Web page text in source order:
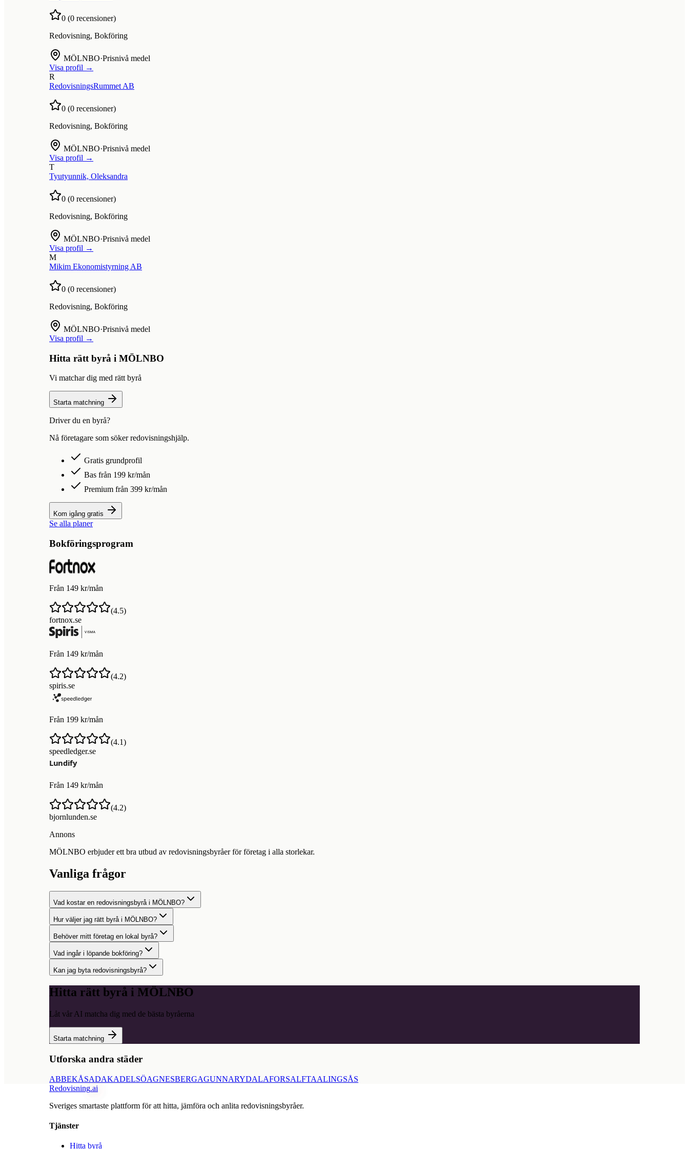
0 (0 recensioner)
Redovisning, Bokföring
MÖLNBO·Prisnivå medel
Visa profil →
R
RedovisningsRummet AB
0 (0 recensioner)
Redovisning, Bokföring
MÖLNBO·Prisnivå medel
Visa profil →
T
Tyutyunnik, Oleksandra
0 (0 recensioner)
Redovisning, Bokföring
MÖLNBO·Prisnivå medel
Visa profil →
M
Mikim Ekonomistyrning AB
0 (0 recensioner)
Redovisning, Bokföring
MÖLNBO·Prisnivå medel
Visa profil →
Hitta rätt byrå i MÖLNBO
Vi matchar dig med rätt byrå
Starta matchning
Driver du en byrå?
Nå företagare som söker redovisningshjälp.
Gratis grundprofil
Bas från 199 kr/mån
Premium från 399 kr/mån
Kom igång gratis
Se alla planer
Bokföringsprogram
Från 149 kr/mån
(4.5)
fortnox.se
Från 149 kr/mån
(4.2)
spiris.se
Från 199 kr/mån
(4.1)
speedledger.se
Från 149 kr/mån
(4.2)
bjornlunden.se
Annons
MÖLNBO erbjuder ett bra utbud av redovisningsbyråer för företag i alla storlekar.
Vanliga frågor
Vad kostar en redovisningsbyrå i MÖLNBO?
Hur väljer jag rätt byrå i MÖLNBO?
Behöver mitt företag en lokal byrå?
Vad ingår i löpande bokföring?
Kan jag byta redovisningsbyrå?
Hitta rätt byrå i MÖLNBO
Låt vår AI matcha dig med de bästa byråerna
Starta matchning
Utforska andra städer
ABBEKÅSADAKADELSÖAGNESBERGAGUNNARYDALAFORSALFTAALINGSÅS
Redovisning.ai
Sveriges smartaste plattform för att hitta, jämföra och anlita redovisningsbyråer.
Tjänster
Hitta byrå